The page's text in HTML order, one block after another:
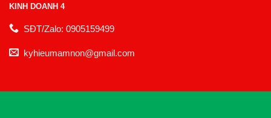
KINH DOANH 4
SĐT/Zalo: 0905159499
kyhieumamnon@gmail.com